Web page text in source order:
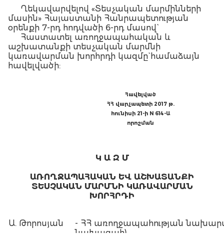
Ղեկավարվելով «Տեսչական մարմինների
մասին» Հայաստանի Հանրապետության
օրենքի 7-րդ հոդվածի 6-րդ մասով`
Հաստատել առողջապահական և
աշխատանքի տեսչական մարմնի
կառավարման խորհրդի կազմը` համաձայն
հավելվածի:
Հավելված
ՀՀ վարչապետի 2017 թ.
հունիսի 21-ի N 614-Ա
որոշման
Կ Ա Զ Մ
ԱՌՈՂՋԱՊԱՀԱԿԱՆ ԵՎ ԱՇԽԱՏԱՆՔԻ
ՏԵՍՉԱԿԱՆ ՄԱՐՄՆԻ ԿԱՌԱՎԱՐՄԱՆ
ԽՈՐՀՐԴԻ
Ա. Թորոսյան
- ՀՀ առողջապահության
նախագահ)